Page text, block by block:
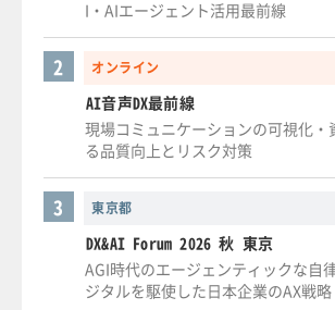
I・AIエージェント活用最前線
オンライン
2
AI音声DX最前線
現場コミュニケーションの可視化・
る品質向上とリスク対策
東京都
3
DX&AI Forum 2026 秋 東京
AGI時代のエージェンティックな自
ジタルを駆使した日本企業のAX戦略